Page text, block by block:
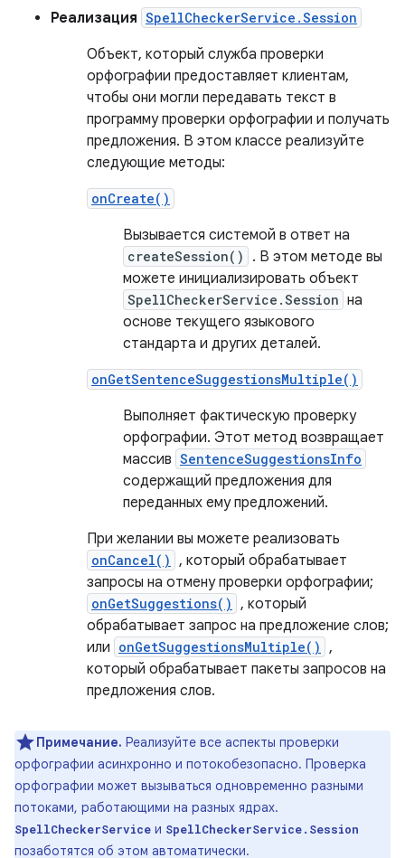
Реализация SpellCheckerService.Session
Объект, который служба проверки
орфографии предоставляет клиентам,
чтобы они могли передавать текст в
программу проверки орфографии и получать
предложения. В этом классе реализуйте
следующие методы:
onCreate()
Вызывается системой в ответ на
createSession()
. В этом методе вы
можете инициализировать объект
SpellCheckerService.Session на
основе текущего языкового
стандарта и других деталей.
onGetSentenceSuggestionsMultiple()
Выполняет фактическую проверку
орфографии. Этот метод возвращает
массив SentenceSuggestionsInfo
содержащий предложения для
переданных ему предложений.
При желании вы можете реализовать
onCancel() , который обрабатывает
запросы на отмену проверки орфографии;
onGetSuggestions() , который
обрабатывает запрос на предложение слов;
или onGetSuggestionsMultiple() ,
который обрабатывает пакеты запросов на
предложения слов.
Примечание. Реализуйте все аспекты проверки
орфографии асинхронно и потокобезопасно. Проверка
орфографии может вызываться одновременно разными
потоками, работающими на разных ядрах.
SpellCheckerService и SpellCheckerService.Session
позаботятся об этом автоматически.